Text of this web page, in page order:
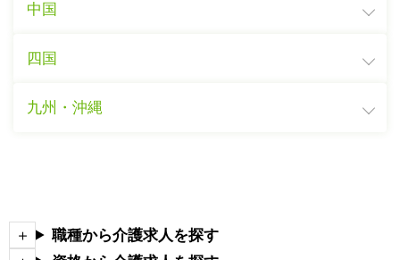
中国
四国
九州・沖縄
職種から介護求人を探す